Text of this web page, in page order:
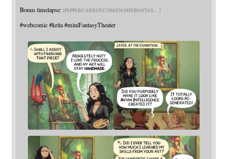
Bonus timelapse: PEPPERCARROT.COM/EN/MINIFANTAS
#webcomic #krita #miniFantasyTheater